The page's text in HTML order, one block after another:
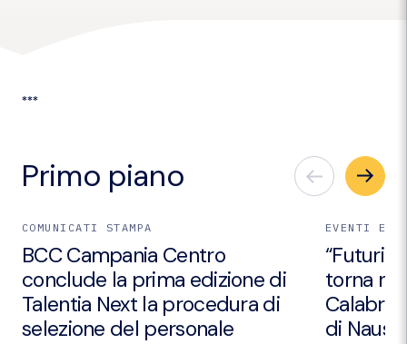
***
Primo piano
COMUNICATI STAMPA
BCC Campania Centro
conclude la prima edizione di
Talentia Next la procedura di
selezione del personale
EVENTI E
“Futuri
torna
Calabria
di